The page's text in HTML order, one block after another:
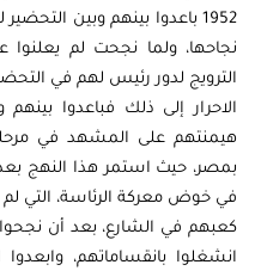
1952 باعدوا بينهم وبين
نجاحها، ولما نجحت لم يعلنوا
الترويج لدور رئيس لهم في
الاحرار إلى ذلك فباعدوا بينهم
في خوض معركة الرئاسة، التي لم
كعبهم في الشارع، بعد أن
انشغلوا بانقساماتهم،